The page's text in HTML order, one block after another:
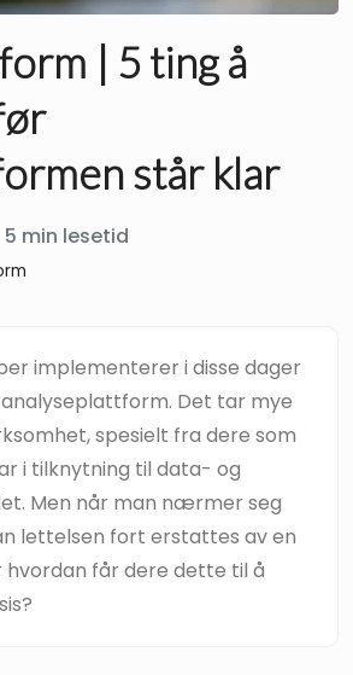
| 5 ting å
står klar
5 min lesetid
implementerer i disse dager
Det tar mye
spesielt fra dere som
i tilknytning til data- og
Men når man nærmer seg
lettelsen fort erstattes av en
hvordan får dere dette til å